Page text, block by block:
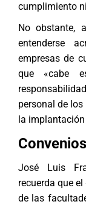
cumplimiento
No obstante,
entenderse
empresas de
que «cabe
personal de
la
José Luis
recuerda que
de las